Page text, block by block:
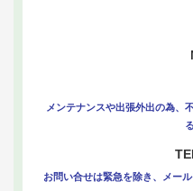
メンテナンスや出張外出の為、
お問い合せは緊急を除き、メー